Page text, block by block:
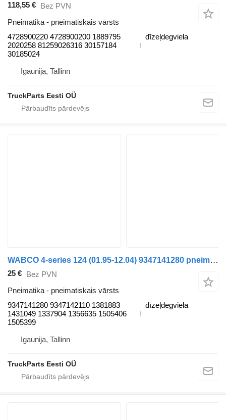
118,55 € Bez PVN
Pneimatika - pneimatiskais vārsts
4728900220 4728900200 1889795
2020258 81259026316 30157184
30185024
dīzeļdegviela
Igaunija, Tallinn
TruckParts Eesti OÜ
WABCO 4-series 124 (01.95-12.04) 9347141280 pneimatiskais vārsts paredzēts Scania 4-series (1995-2006) vilcēja
25 € Bez PVN
Pneimatika - pneimatiskais vārsts
9347141280 9347142110 1381883
1431049 1337904 1356635 1505406
1505399
dīzeļdegviela
Igaunija, Tallinn
TruckParts Eesti OÜ